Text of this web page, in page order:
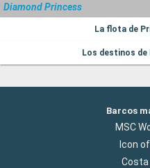
Diamond Princess
La flota de
Los destinos de
Barcos
MSC
Icon